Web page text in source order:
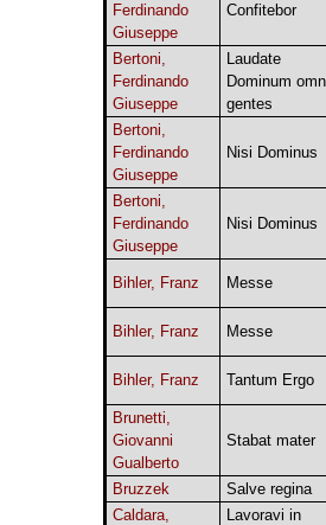
Ferdinando
Giuseppe
Confitebor
Bertoni,
Ferdinando
Giuseppe
Laudate
Dominum
gentes
Bertoni,
Ferdinando
Giuseppe
Nisi Dominus
Bertoni,
Ferdinando
Giuseppe
Nisi Dominus
Bihler, Franz Messe
Bihler, Franz Messe
Bihler, Franz Tantum Ergo
Brunetti,
Giovanni
Gualberto
Stabat mater
Bruzzek
Salve regina
Caldara,
Lavoravi in